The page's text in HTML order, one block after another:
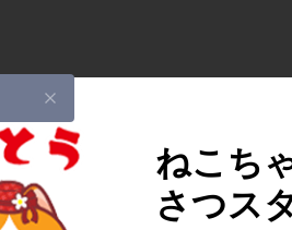
ねこち
さつス